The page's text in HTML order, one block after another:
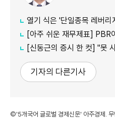
열기 식은 '단일종목 레버
[아주 쉬운 재무제표] PBR이 뭐길래
[신동근의 증시 한 컷] "못 사서 불안"에
기자의 다른기사
©'5개국어 글로벌 경제신문' 아주경제. 무